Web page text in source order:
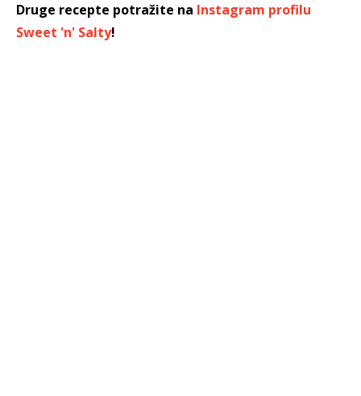
Druge recepte potražite na Instagram profilu
Sweet 'n' Salty!